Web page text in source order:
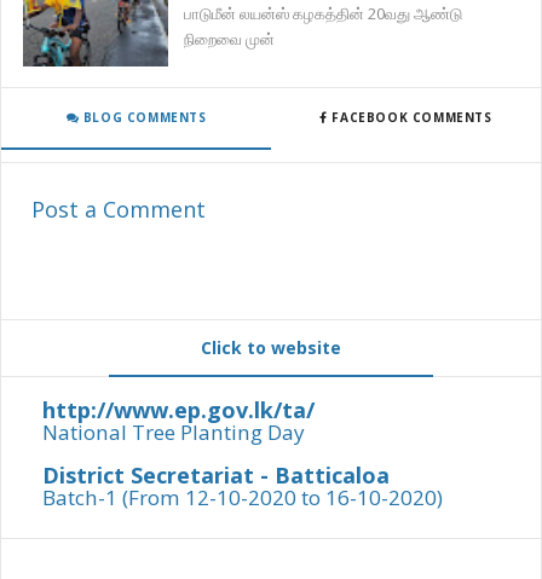
பாடுமீன் லயன்ஸ் கழகத்தின் 20வது ஆண்டு
நிறைவை முன்
BLOG COMMENTS FACEBOOK COMMENTS
Post a Comment
Click to website
http://www.ep.gov.lk/ta/
National Tree Planting Day
District Secretariat - Batticaloa
Batch-1 (From 12-10-2020 to 16-10-2020)